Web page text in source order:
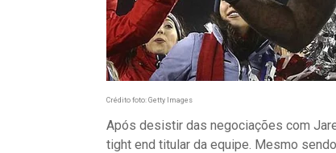
Crédito foto: Getty Images
Após desistir das negociações com
tight end titular da equipe. Mesmo